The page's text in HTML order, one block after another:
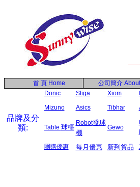
首 頁 Home 公司簡介
品牌及分
類:
Donic Stiga Xiom
Mizuno
Asics Tibhar
Table 球檯
Robot發球
機
Gewo
團購優惠 每月優惠 新到貨品